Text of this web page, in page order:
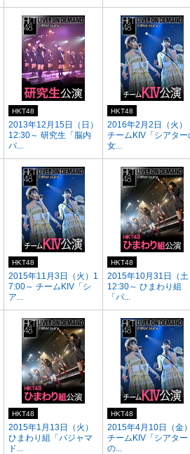
2013年12月15日（日）
12:30～ 研究生「脳内
パ...
HKT48
2016年2月2日（火）
チームKIV「シアター
女...
HKT48
2015年11月3日（火）1
7:00～ チームKIV「シ
ア...
HKT48
2015年10月31日（土
12:30～ ひまわり組
「パ...
HKT48
2015年1月13日（火）
ひまわり組「パジャマ
ド...
HKT48
2015年4月10日（金）
チームKIV「シアター
の...
HKT48